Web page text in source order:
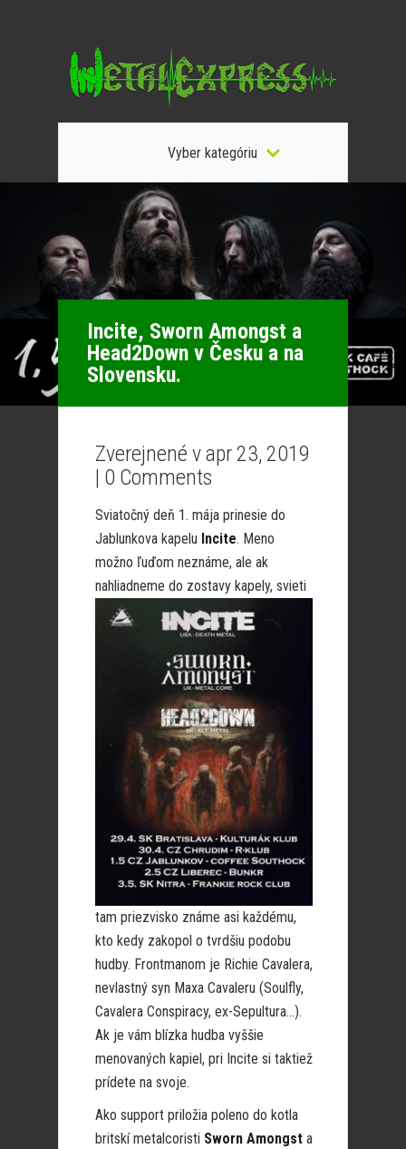
Vyber kategóriu
Incite, Sworn Amongst a
Head2Down v Česku a na
Slovensku.
Zverejnené v apr 23, 2019
| 0 Comments
Sviatočný deň 1. mája prinesie do
Jablunkova kapelu Incite. Meno
možno ľuďom neznáme, ale ak
nahliadneme do zostavy kapely, svieti
tam priezvisko známe asi každému,
kto kedy zakopol o tvrdšiu podobu
hudby. Frontmanom je Richie Cavalera,
nevlastný syn Maxa Cavaleru (Soulfly,
Cavalera Conspiracy, ex-Sepultura…).
Ak je vám blízka hudba vyššie
menovaných kapiel, pri Incite si taktiež
prídete na svoje.
Ako support priložia poleno do kotla
britskí metalcoristi Sworn Amongst a